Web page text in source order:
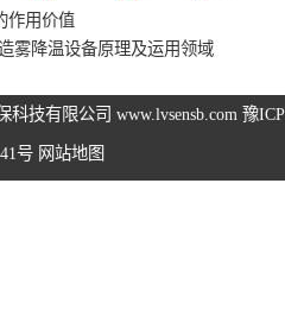
作用价值
雾降温设备原理及运用领域
科技有限公司 www.lvsensb.com 豫ICP
号 网站地图